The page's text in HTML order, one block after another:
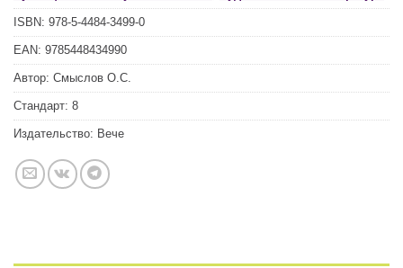
ISBN: 978-5-4484-3499-0
EAN: 9785448434990
Автор: Смыслов О.С.
Стандарт: 8
Издательство: Вече